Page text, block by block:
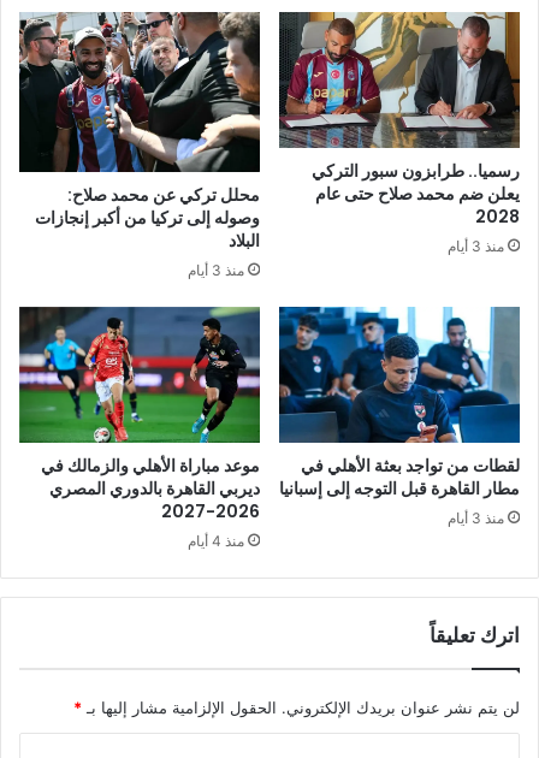
رسميا.. طرابزون سبور التركي
يعلن ضم محمد صلاح حتى عام
2028
منذ 3 أيام
محلل تركي عن محمد صلاح:
وصوله إلى تركيا من أكبر إنجازات
البلاد
منذ 3 أيام
لقطات من تواجد بعثة الأهلي في
مطار القاهرة قبل التوجه إلى إسبانيا
منذ 3 أيام
موعد مباراة الأهلي والزمالك في
ديربي القاهرة بالدوري المصري
2026-2027
منذ 4 أيام
اترك تعليقاً
لن يتم نشر عنوان بريدك الإلكتروني. الحقول الإلزامية مشار إليها بـ *